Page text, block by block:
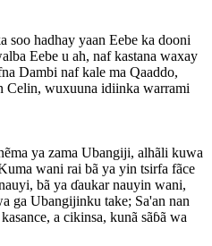
soo hadhay yaan Eebe ka dooni
Eebe u ah, naf kastana waxay
Dambi naf kale ma Qaaddo,
Celin, wuxuuna idiinka warrami
ya zama Ubangiji, alhãli kuwa
wani rai bã ya yin tsirfa fãce
bã ya ɗaukar nauyin wani,
ga Ubangijinku take; Sa'an nan
a cikinsa, kunã sãɓã wa